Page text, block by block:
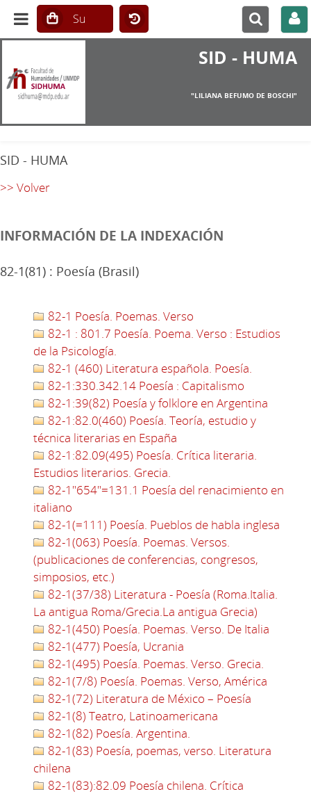
SID - HUMA
"LILIANA BEFUMO DE BOSCHI"
SID - HUMA
>> Volver
INFORMACIÓN DE LA INDEXACIÓN
82-1(81) : Poesía (Brasil)
82-1 Poesía. Poemas. Verso
82-1 : 801.7 Poesía. Poema. Verso : Estudios
de la Psicología.
82-1 (460) Literatura española. Poesía.
82-1:330.342.14 Poesía : Capitalismo
82-1:39(82) Poesía y folklore en Argentina
82-1:82.0(460) Poesía. Teoría, estudio y
técnica literarias en España
82-1:82.09(495) Poesía. Crítica literaria.
Estudios literarios. Grecia.
82-1"654"=131.1 Poesía del renacimiento en
italiano
82-1(=111) Poesía. Pueblos de habla inglesa
82-1(063) Poesía. Poemas. Versos.
(publicaciones de conferencias, congresos,
simposios, etc.)
82-1(37/38) Literatura - Poesía (Roma.Italia.
La antigua Roma/Grecia.La antigua Grecia)
82-1(450) Poesía. Poemas. Verso. De Italia
82-1(477) Poesía, Ucrania
82-1(495) Poesía. Poemas. Verso. Grecia.
82-1(7/8) Poesía. Poemas. Verso, América
82-1(72) Literatura de México – Poesía
82-1(8) Teatro, Latinoamericana
82-1(82) Poesía. Argentina.
82-1(83) Poesía, poemas, verso. Literatura
chilena
82-1(83):82.09 Poesía chilena. Crítica